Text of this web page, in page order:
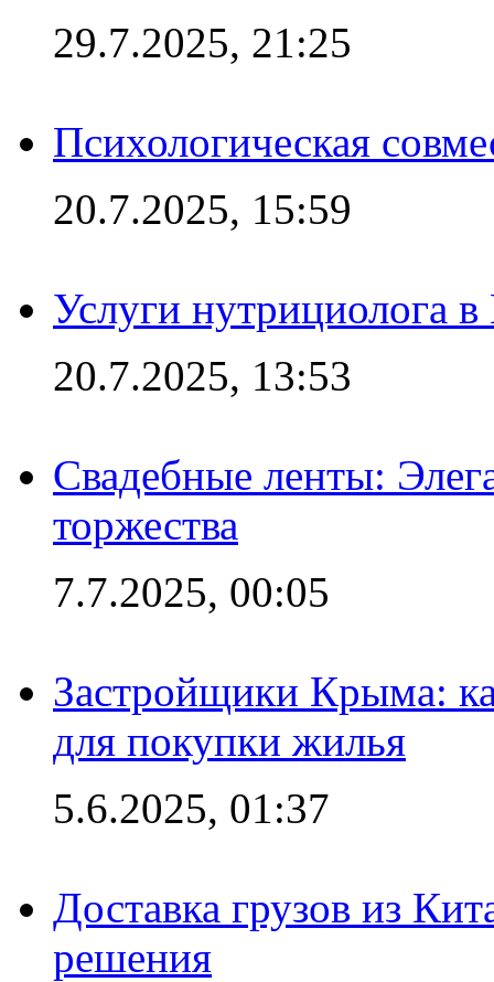
29.7.2025, 21:25
Психологическая
20.7.2025, 15:59
Услуги нутрициолога
20.7.2025, 13:53
Свадебные ленты:
торжества
7.7.2025, 00:05
Застройщики Крыма:
для покупки жилья
5.6.2025, 01:37
Доставка грузов из
решения